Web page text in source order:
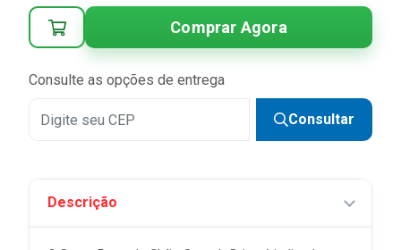
Comprar Agora
Consulte as opções de entrega
Consultar
Descrição